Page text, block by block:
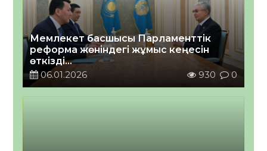
Мемлекет басшысы Парламенттік
реформа жөніндегі жұмыс кеңесін
өткізді
2026 жылғы 06 қаңтар
06.01.2026 930 0